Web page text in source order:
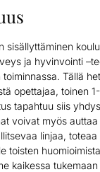
sisällyttäminen
ja hyvinvointi
Tällä
opettajaa, toinen
tapahtuu siis
voivat myös
linjaa, toteaa
toisten
kaikessa